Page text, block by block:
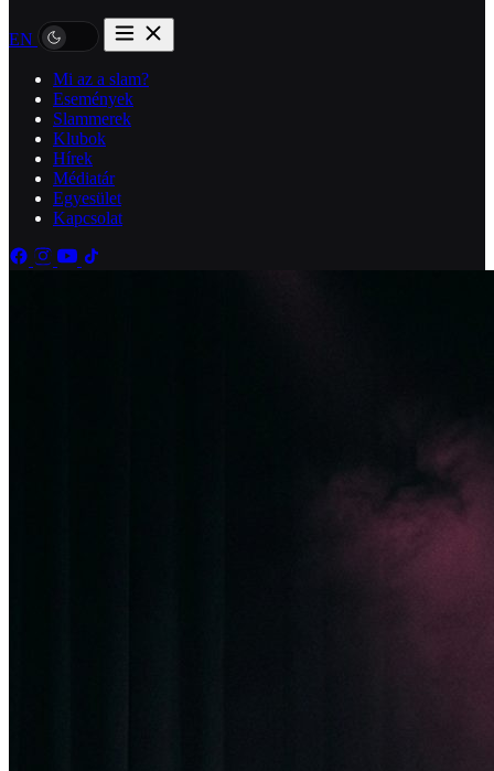
EN
Mi az a slam?
Események
Slammerek
Klubok
Hírek
Médiatár
Egyesület
Kapcsolat